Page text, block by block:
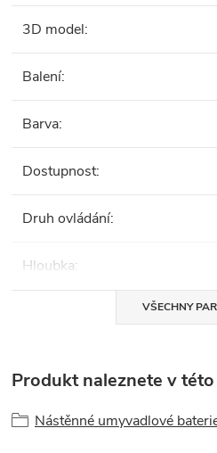
3D model:
Balení:
Barva:
Dostupnost:
Druh ovládání:
Hloubka:
VŠECHNY
Produkt naleznete v
Nástěnné umyvadlové